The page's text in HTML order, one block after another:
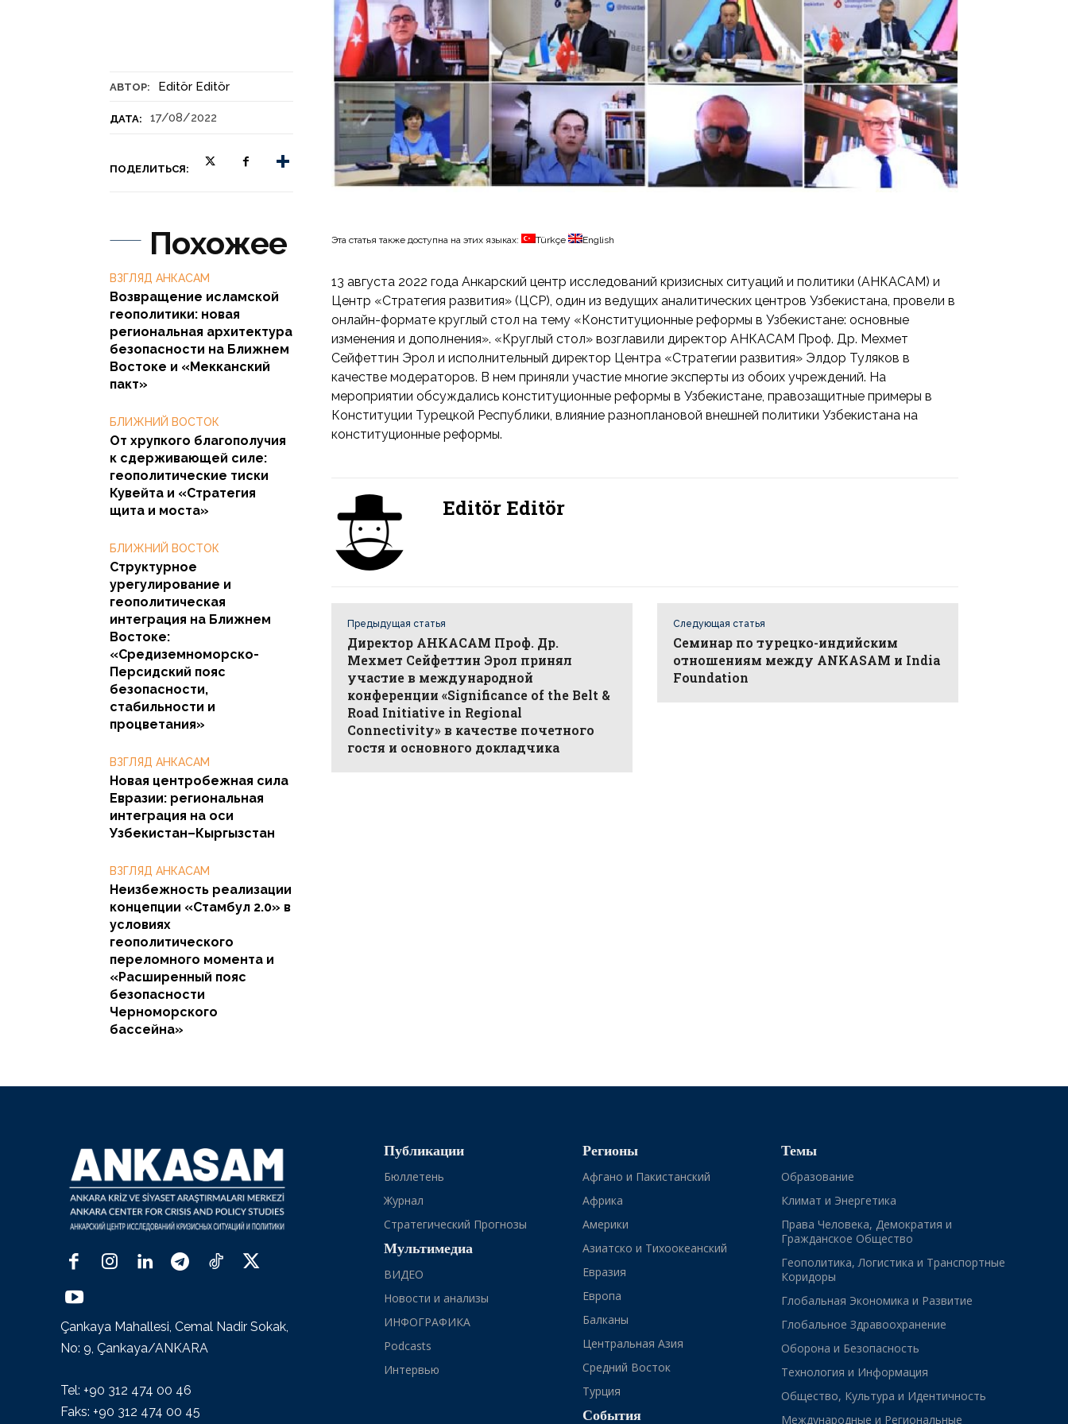
АВТОР: Editör Editör
ДАТА: 17/08/2022
ПОДЕЛИТЬСЯ:
Похожее
ВЗГЛЯД АНКАСАМ
Возвращение исламской
геополитики: новая
региональная архитектура
безопасности на Ближнем
Востоке и «Мекканский
пакт»
БЛИЖНИЙ ВОСТОК
От хрупкого благополучия
к сдерживающей силе:
геополитические тиски
Кувейта и «Стратегия
щита и моста»
БЛИЖНИЙ ВОСТОК
Структурное
урегулирование и
геополитическая
интеграция на Ближнем
Востоке:
«Средиземноморско-
Персидский пояс
безопасности,
стабильности и
процветания»
ВЗГЛЯД АНКАСАМ
Новая центробежная сила
Евразии: региональная
интеграция на оси
Узбекистан–Кыргызстан
ВЗГЛЯД АНКАСАМ
Неизбежность реализации
концепции «Стамбул 2.0» в
условиях
геополитического
переломного момента и
«Расширенный пояс
безопасности
Черноморского
бассейна»
Эта статья также доступна на этих языках: Türkçe English
13 августа 2022 года Анкарский центр исследований кризисных ситуаций и политики (АНКАСАМ) и
Центр «Стратегия развития» (ЦСР), один из ведущих аналитических центров Узбекистана, провели в
онлайн-формате круглый стол на тему «Конституционные реформы в Узбекистане: основные
изменения и дополнения». «Круглый стол» возглавили директор АНКАСАМ Проф. Др. Мехмет
Сейфеттин Эрол и исполнительный директор Центра «Стратегии развития» Элдор Туляков в
качестве модераторов. В нем приняли участие многие эксперты из обоих учреждений. На
мероприятии обсуждались конституционные реформы в Узбекистане, правозащитные примеры в
Конституции Турецкой Республики, влияние разноплановой внешней политики Узбекистана на
конституционные реформы.
Editör Editör
Предыдущая статья
Директор АНКАСАМ Проф. Др.
Мехмет Сейфеттин Эрол принял
участие в международной
конференции «Significance of the Belt &
Road Initiative in Regional
Connectivity» в качестве почетного
гостя и основного докладчика
Следующая статья
Семинар по турецко-индийским
отношениям между ANKASAM и India
Foundation
Çankaya Mahallesi, Cemal Nadir Sokak,
No: 9, Çankaya/ANKARA
Tel: +90 312 474 00 46
Faks: +90 312 474 00 45
Публикации
Бюллетень
Журнал
Стратегический Прогнозы
Мультимедиа
ВИДЕО
Новости и анализы
ИНФОГРАФИКА
Podcasts
Интервью
Регионы
Афгано и Пакистанский
Африка
Америки
Азиатско и Тихоокеанский
Евразия
Европа
Балканы
Центральная Азия
Средний Восток
Турция
События
Темы
Образование
Климат и Энергетика
Права Человека, Демократия и
Гражданское Общество
Геополитика, Логистика и Транспортные
Коридоры
Глобальная Экономика и Развитие
Глобальное Здравоохранение
Оборона и Безопасность
Технология и Информация
Общество, Культура и Идентичность
Международные и Региональные